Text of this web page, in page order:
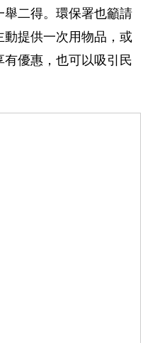
二得。環保署也籲請
提供一次用物品，或
優惠，也可以吸引民